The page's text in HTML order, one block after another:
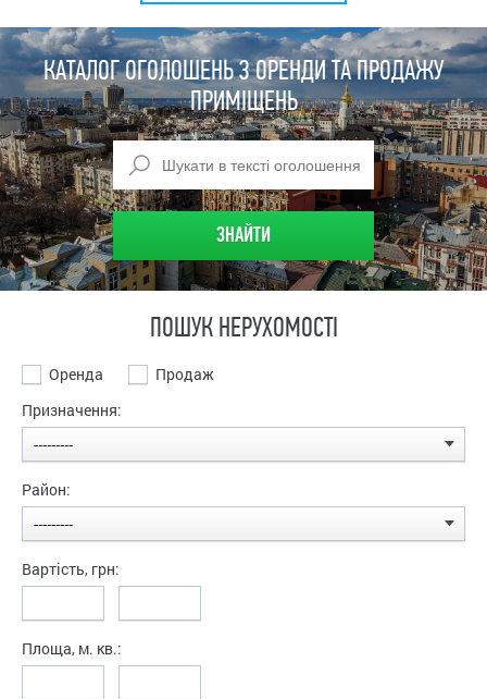
КАТАЛОГ ОГОЛОШЕНЬ З ОРЕНДИ ТА ПРОДАЖУ
ПРИМІЩЕНЬ
ПОШУК НЕРУХОМОСТІ
Оренда
Продаж
Призначення:
Район:
Вартість, грн:
Площа, м. кв.: